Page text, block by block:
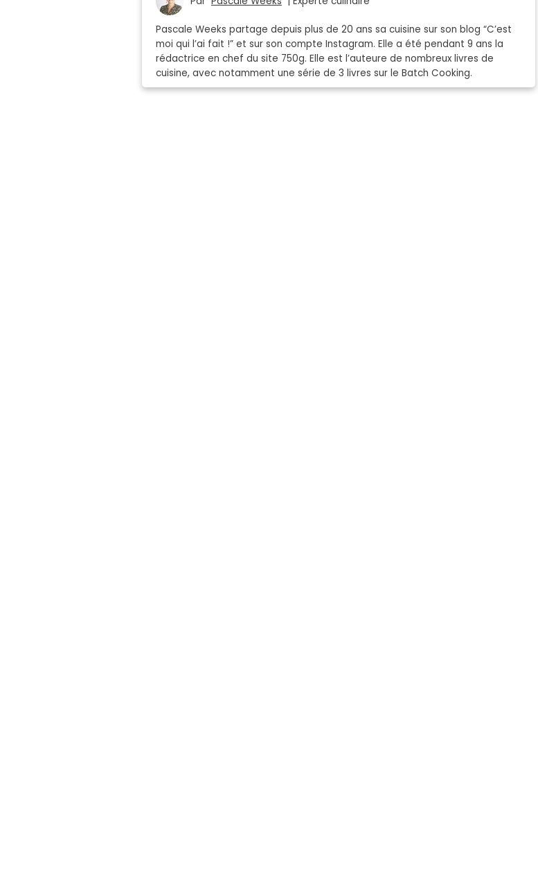
Pascale Weeks partage depuis plus de 20 ans sa cuisine sur son blog “C’est
moi qui l’ai fait !” et sur son compte Instagram. Elle a été pendant 9 ans la
rédactrice en chef du site 750g. Elle est l’auteure de nombreux livres de
cuisine, avec notamment une série de 3 livres sur le Batch Cooking.